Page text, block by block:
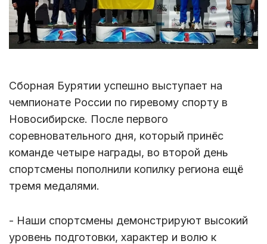
Сборная Бурятии успешно выступает на
чемпионате России по гиревому спорту в
Новосибирске. После первого
соревновательного дня, который принёс
команде четыре награды, во второй день
спортсмены пополнили копилку региона ещё
тремя медалями.
- Наши спортсмены демонстрируют высокий
уровень подготовки, характер и волю к